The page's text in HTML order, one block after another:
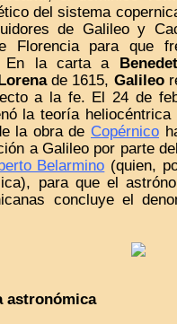
del sistema
de Galileo y
Florencia para que
En la carta a
de 1615, Galileo
a la fe. El 24 de
la teoría
la obra de Copérnico
a Galileo por parte
Belarmino (quien,
para que el
concluye el
astronómica